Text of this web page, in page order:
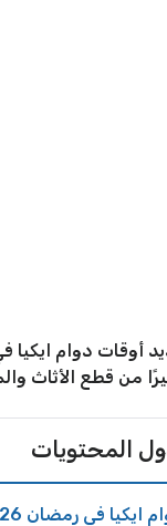
من قطع الأثاث
المحتويات
ايكيا في رمضان 2026 الكويت